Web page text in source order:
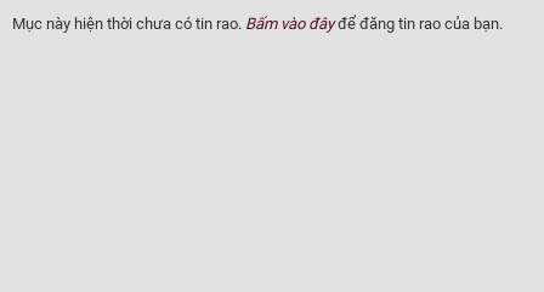
GIÁ XE XUẤT XỨ
Mục này hiện thời chưa có tin rao. Bấm vào đâyđể đăng tin rao của bạn.